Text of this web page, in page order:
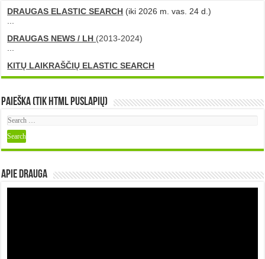
DRAUGAS ELASTIC SEARCH (iki 2026 m. vas. 24 d.)
DRAUGAS NEWS / LH (2013-2024)
KITŲ LAIKRAŠČIŲ ELASTIC SEARCH
Paieška (tik HTML puslapių)
Apie DRAUGA